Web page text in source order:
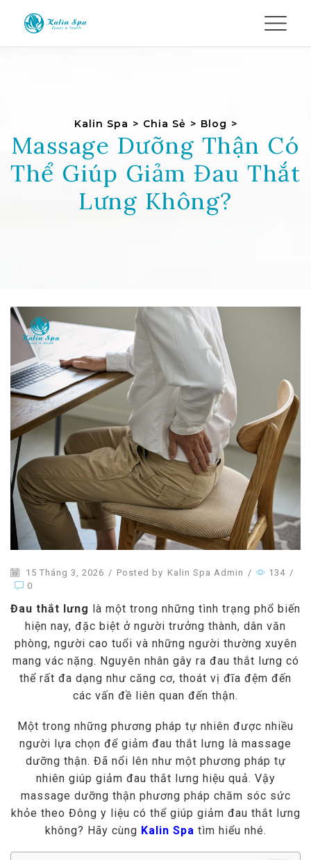
Kalin Spa > Chia Sẻ > Blog >
Massage Dưỡng Thận Có
Thể Giúp Giảm Đau Thắt
Lưng Không?
15 Tháng 3, 2026 / Posted by Kalin Spa Admin / 134 /
0
Đau thắt lưng là một trong những tình trạng phổ biến
hiện nay, đặc biệt ở người trưởng thành, dân văn
phòng, người cao tuổi và những người thường xuyên
mang vác nặng. Nguyên nhân gây ra đau thắt lưng có
thể rất đa dạng như căng cơ, thoát vị đĩa đệm đến
các vấn đề liên quan đến thận.
Một trong những phương pháp tự nhiên được nhiều
người lựa chọn để giảm đau thắt lưng là massage
dưỡng thận. Đã nổi lên như một phương pháp tự
nhiên giúp giảm đau thắt lưng hiệu quả. Vậy
massage dưỡng thận phương pháp chăm sóc sức
khỏe theo Đông y liệu có thể giúp giảm đau thắt lưng
không? Hãy cùng Kalin Spa tìm hiểu nhé.